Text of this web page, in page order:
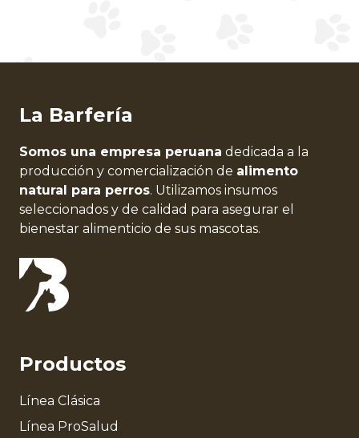
La Barfería
Somos una empresa peruana dedicada a la
producción y comercialización de alimento
natural para perros. Utilizamos insumos
seleccionados y de calidad para asegurar el
bienestar alimenticio de sus mascotas.
Productos
Línea Clásica
Línea ProSalud